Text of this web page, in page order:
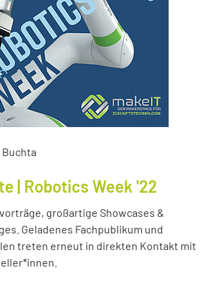
Buchta
| Robotics Week '22
großartige Showcases &
Geladenes Fachpublikum und
treten erneut in direkten Kontakt mit